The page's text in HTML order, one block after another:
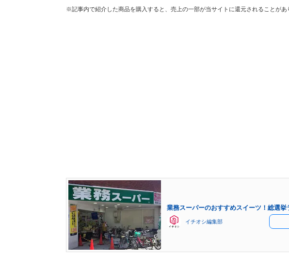
※記事内で紹介した商品を購入すると、売上の一部が当サイトに還元されることがあ
業務スーパーのおすすめスイーツ！総選
イチオシ編集部